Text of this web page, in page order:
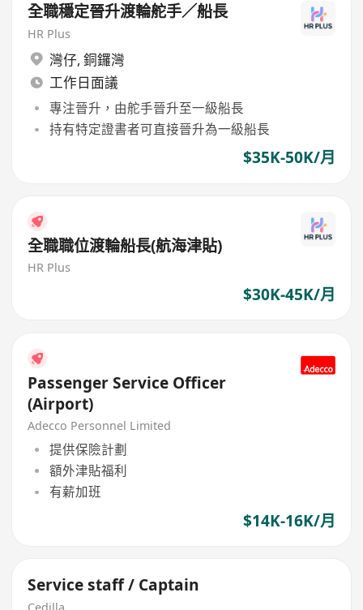
全職穩定晉升渡輪舵手／船長
HR Plus
灣仔, 銅鑼灣
工作日面議
專注晉升，由舵手晉升至一級船長
持有特定證書者可直接晉升為一級船長
$35K-50K/月
全職職位渡輪船長(航海津貼)
HR Plus
$30K-45K/月
Passenger Service Officer
(Airport)
Adecco Personnel Limited
提供保險計劃
額外津貼福利
有薪加班
$14K-16K/月
Service staff / Captain